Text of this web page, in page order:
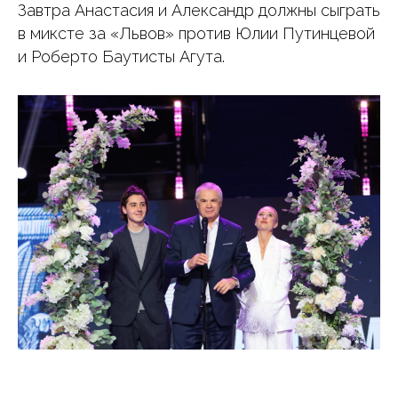
Завтра Анастасия и Александр должны сыграть
в миксте за «Львов» против Юлии Путинцевой
и Роберто Баутисты Агута.